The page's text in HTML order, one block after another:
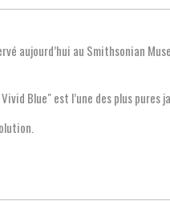
aujourd’hui au Smithsonian
Blue" est l’une des plus pures